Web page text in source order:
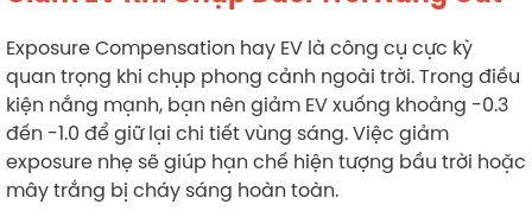
Exposure Compensation hay EV là công cụ cực kỳ
quan trọng khi chụp phong cảnh ngoài trời. Trong điều
kiện nắng mạnh, bạn nên giảm EV xuống khoảng -0.3
đến -1.0 để giữ lại chi tiết vùng sáng. Việc giảm
exposure nhẹ sẽ giúp hạn chế hiện tượng bầu trời hoặc
mây trắng bị cháy sáng hoàn toàn.